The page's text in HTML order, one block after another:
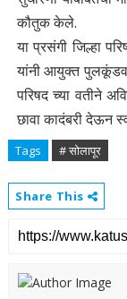
कौतुक केले.
या प्रसंगी जिल्हा
यांनी आयुक्त
परिषद च्या वतीने
छावा कादंबरी देऊन
Tags # सोलापूर
Share This